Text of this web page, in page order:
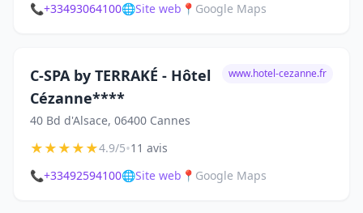
📞+33493064100🌐Site web 📍 Google Maps
C-SPA by TERRAKÉ - Hôtel
Cézanne****
40 Bd d'Alsace, 06400 Cannes
www.hotel-cezanne.fr
★★★★★4.9/5•11 avis
📞+33492594100🌐Site web 📍 Google Maps